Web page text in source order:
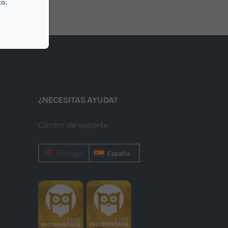
¿NECESITAS AYUDA?
Centro de soporte
Portugal España